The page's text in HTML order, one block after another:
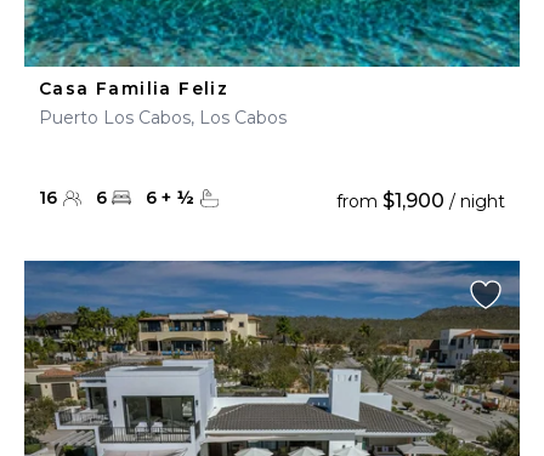
Casa Familia Feliz
Puerto Los Cabos, Los Cabos
16 6 6 + ½ from $1,900 / night